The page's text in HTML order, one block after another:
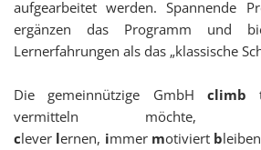
aufgearbeitet werden. Spannende
ergänzen das Programm und
Lernerfahrungen als das „klassische
Die gemeinnützige GmbH climb
vermitteln möchte,
clever lernen, immer motiviert b